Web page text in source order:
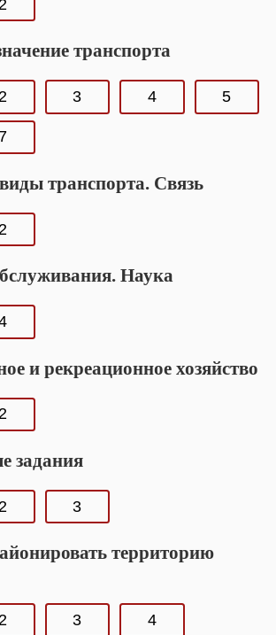
2
транспорта
2 3 4 5
7
транспорта. Связь
2
Наука
и рекреационное хозяйство
задания
2 3
территорию
3 4